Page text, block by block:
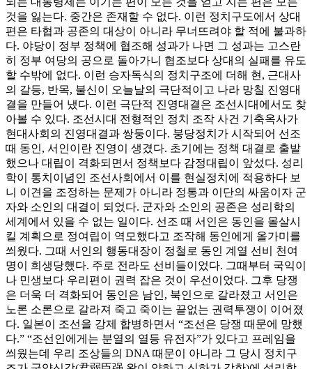
것을 잃는다. 중간은 존재할 수 없다. 이런 정치구도에서 상대
편은 타협과 공존의 대상이 아니라 무너뜨려야 할 적에 불과하
다. 야당이 정부 정책에 협조해 성과가 나면 그 성과는 고스란
히 정부 여당의 공으로 돌아가니 협조보다 상대의 실패를 유도
할 수밖에 없다. 이런 승자독식의 정치구조에 더해 현, 근대사
의 갈등, 반목, 불신이 오늘날의 극단적이고 나라 망칠 진영대
결을 만들어 냈다. 이런 극단적 진영대결은 조선시대에서도 찾
아볼 수 있다. 조선시대 전형적인 정치 조작 사건 기축옥사가
현대사회의 진영대결과 쌍둥이다. 붕당정치가 시작되어 선조
때 동인, 서인이란 진영이 생겼다. 초기에는 정책 대결로 출발
했으나 대립이 격화되면서 정책보다 감정대립이 앞섰다. 성리
학이 통치이념인 조선사회에서 이를 현실정치에 적용하다 보
니 이견을 조정하는 문제가 아니라 정통과 이단의 싸움이자 군
자와 소인의 대결이 되었다. 군자와 소인의 공존은 성리학의
세계에서 있을 수 없는 일이다. 선조 때 서인은 동인을 몰살시
킬 계획으로 정여립이 역모했다고 조작해 동인에게 올가미를
씌웠다. 그때 서인의 행동대장이 정철로 동인 계열 선비 천여
명이 희생당했다. 주로 전라도 선비들이었다. 그때부터 국익이
나 민생보다 우리편이 권력 잡은 것이 우선이었다. 그후 당쟁
은 더욱 더 격화되어 동인은 남인, 북인으로 갈라졌고 서인은
노론 소론으로 갈라져 죽고 죽이는 끝없는 권력투쟁이 이어졌
다. 일본이 조선을 강제 합병하면서 “조선은 당쟁 때문에 망했
다.” “조선인에게는 분열의 열등 유전자”가 있다고 프레임을
씌웠는데 우리 조상들의 DNA 때문이 아니라 그 당시 정치구